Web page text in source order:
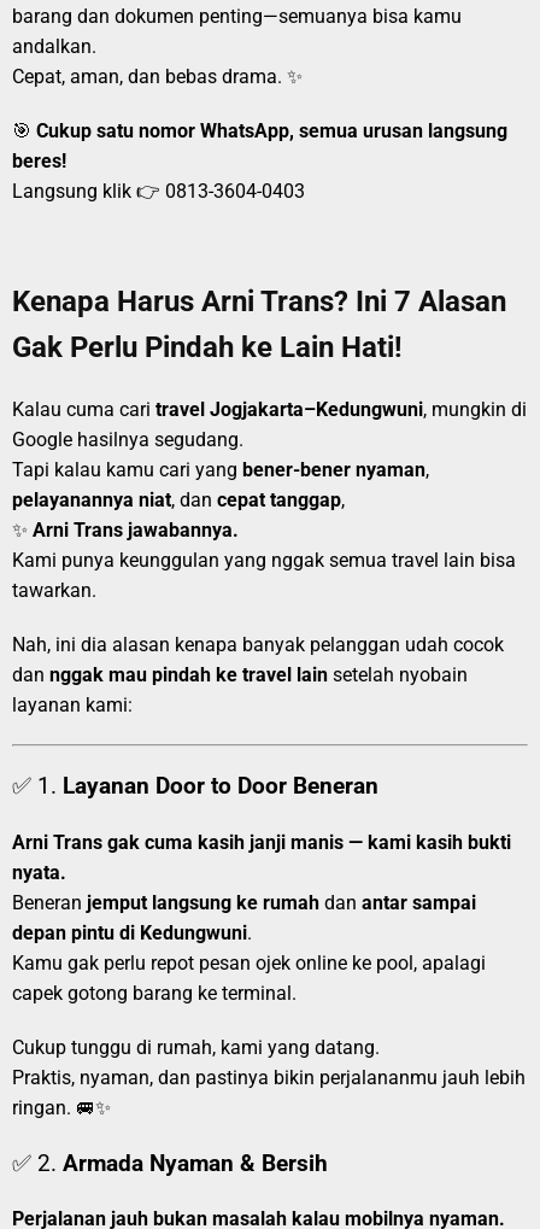
barang dan dokumen penting—semuanya bisa kamu
andalkan.
Cepat, aman, dan bebas drama. ✨
🎯 Cukup satu nomor WhatsApp, semua urusan langsung
beres!
Langsung klik 👉 0813-3604-0403
Kenapa Harus Arni Trans? Ini 7 Alasan
Gak Perlu Pindah ke Lain Hati!
Kalau cuma cari travel Jogjakarta–Kedungwuni, mungkin di
Google hasilnya segudang.
Tapi kalau kamu cari yang bener-bener nyaman,
pelayanannya niat, dan cepat tanggap,
✨ Arni Trans jawabannya.
Kami punya keunggulan yang nggak semua travel lain bisa
tawarkan.
Nah, ini dia alasan kenapa banyak pelanggan udah cocok
dan nggak mau pindah ke travel lain setelah nyobain
layanan kami:
✅ 1. Layanan Door to Door Beneran
Arni Trans gak cuma kasih janji manis — kami kasih bukti
nyata.
Beneran jemput langsung ke rumah dan antar sampai
depan pintu di Kedungwuni.
Kamu gak perlu repot pesan ojek online ke pool, apalagi
capek gotong barang ke terminal.
Cukup tunggu di rumah, kami yang datang.
Praktis, nyaman, dan pastinya bikin perjalananmu jauh lebih
ringan. 🚐✨
✅ 2. Armada Nyaman & Bersih
Perjalanan jauh bukan masalah kalau mobilnya nyaman.